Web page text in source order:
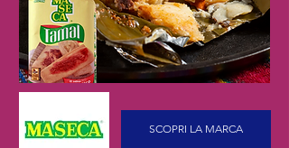
SCOPRI LA MARCA